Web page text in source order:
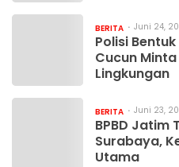
BERITA Juni 24,
Polisi
Cucun
Lingkungan
BERITA Juni 23,
BPBD Jatim
Surabaya,
Utama